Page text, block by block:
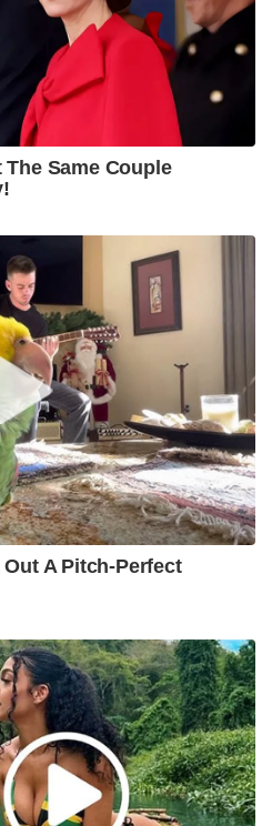
Same Couple
A Pitch-Perfect